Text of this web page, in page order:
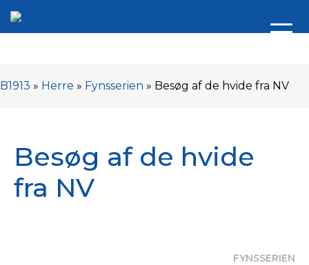
B1913 » Herre » Fynsserien » Besøg af de hvide fra NV
Besøg af de hvide
fra NV
FYNSSERIEN